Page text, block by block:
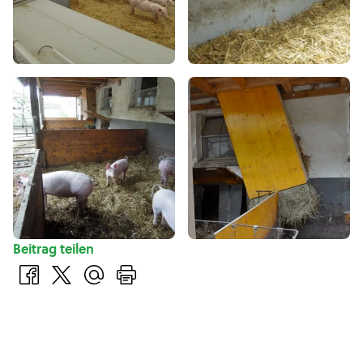
Beitrag teilen